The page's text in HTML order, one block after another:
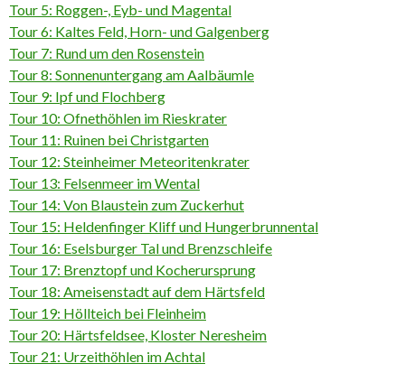
Tour 5: Roggen-, Eyb- und Magental
Tour 6: Kaltes Feld, Horn- und Galgenberg
Tour 7: Rund um den Rosenstein
Tour 8: Sonnenuntergang am Aalbäumle
Tour 9: Ipf und Flochberg
Tour 10: Ofnethöhlen im Rieskrater
Tour 11: Ruinen bei Christgarten
Tour 12: Steinheimer Meteoritenkrater
Tour 13: Felsenmeer im Wental
Tour 14: Von Blaustein zum Zuckerhut
Tour 15: Heldenfinger Kliff und Hungerbrunnental
Tour 16: Eselsburger Tal und Brenzschleife
Tour 17: Brenztopf und Kocherursprung
Tour 18: Ameisenstadt auf dem Härtsfeld
Tour 19: Höllteich bei Fleinheim
Tour 20: Härtsfeldsee, Kloster Neresheim
Tour 21: Urzeithöhlen im Achtal